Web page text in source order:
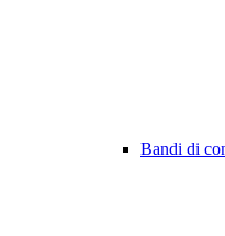
Bandi di